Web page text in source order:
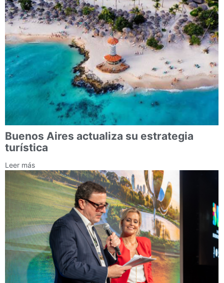
Buenos Aires actualiza su estrategia
turística
Leer más